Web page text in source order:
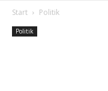
Start Politik
Politik